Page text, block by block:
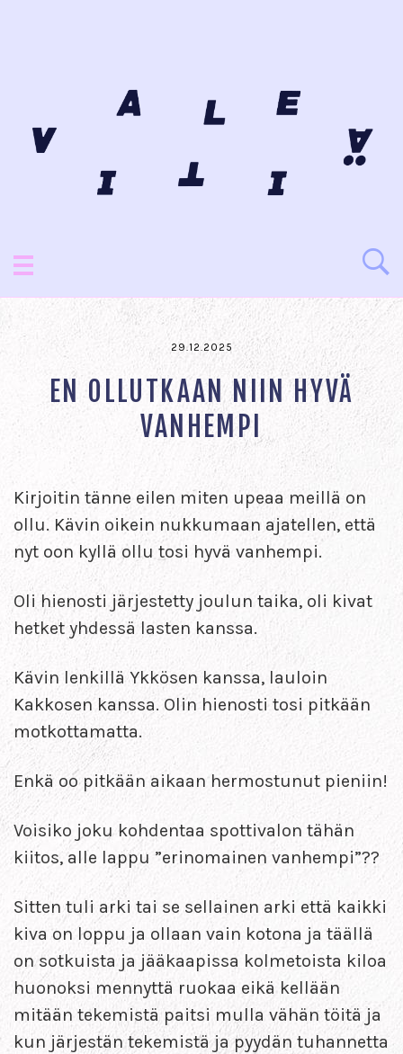
29.12.2025
EN OLLUTKAAN NIIN HYVÄ
VANHEMPI
Kirjoitin tänne eilen miten upeaa meillä on
ollu. Kävin oikein nukkumaan ajatellen, että
nyt oon kyllä ollu tosi hyvä vanhempi.
Oli hienosti järjestetty joulun taika, oli kivat
hetket yhdessä lasten kanssa.
Kävin lenkillä Ykkösen kanssa, lauloin
Kakkosen kanssa. Olin hienosti tosi pitkään
motkottamatta.
Enkä oo pitkään aikaan hermostunut pieniin!
Voisiko joku kohdentaa spottivalon tähän
kiitos, alle lappu ”erinomainen vanhempi”??
Sitten tuli arki tai se sellainen arki että kaikki
kiva on loppu ja ollaan vain kotona ja täällä
on sotkuista ja jääkaapissa kolmetoista kiloa
huonoksi mennyttä ruokaa eikä kellään
mitään tekemistä paitsi mulla vähän töitä ja
kun järjestän tekemistä ja pyydän tuhannetta